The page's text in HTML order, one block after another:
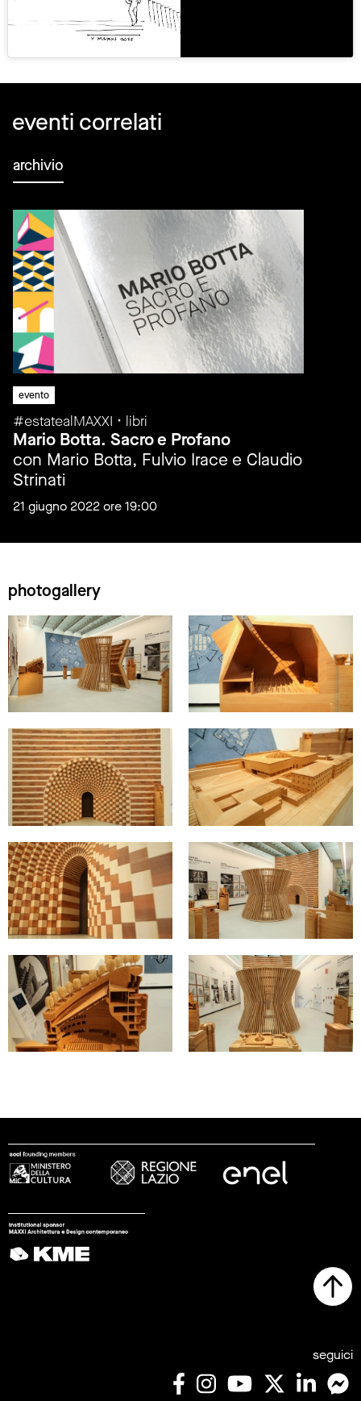
eventi correlati
archivio
evento
#estatealMAXXI • libri
Mario Botta. Sacro e Profano
con Mario Botta, Fulvio Irace e Claudio
Strinati
21 giugno 2022 ore 19:00
photogallery
seguici